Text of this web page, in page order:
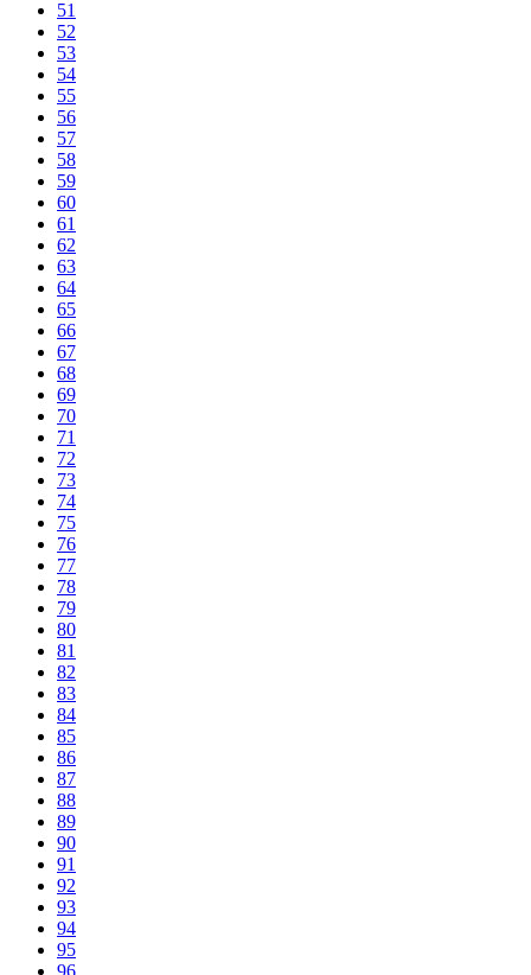
51
52
53
54
55
56
57
58
59
60
61
62
63
64
65
66
67
68
69
70
71
72
73
74
75
76
77
78
79
80
81
82
83
84
85
86
87
88
89
90
91
92
93
94
95
96